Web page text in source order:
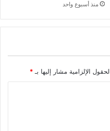
منذ أسبوع واحد
الإلزامية مشار إليها بـ*